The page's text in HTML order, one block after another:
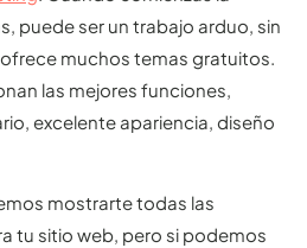
puede ser un trabajo arduo, sin
muchos temas gratuitos.
las mejores funciones,
excelente apariencia, diseño
mostrarte todas las
tu sitio web, pero si podemos